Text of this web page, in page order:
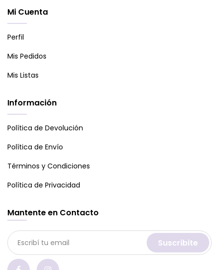
Mi Cuenta
Perfil
Mis Pedidos
Mis Listas
Información
Política de Devolución
Política de Envío
Términos y Condiciones
Política de Privacidad
Mantente en Contacto
Suscribite